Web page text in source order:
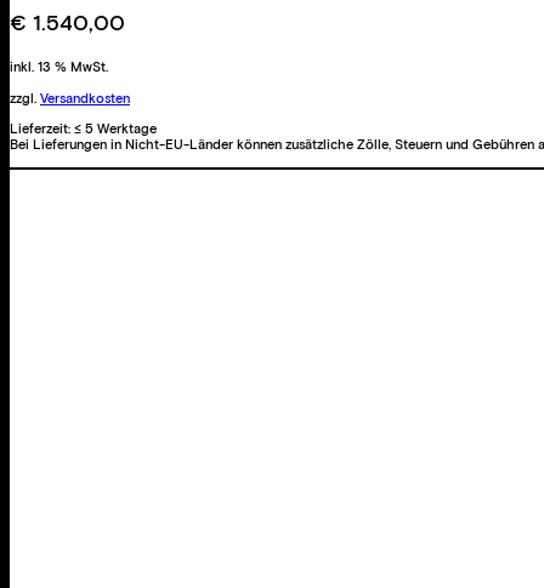
€ 1.540,00
inkl. 13 % MwSt.
zzgl. Versandkosten
Lieferzeit: ≤ 5 Werktage
Bei Lieferungen in Nicht-EU-Länder können zusätzliche Zölle, Steuern und Gebühren